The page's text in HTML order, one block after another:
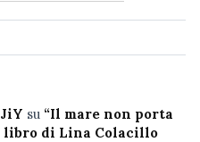
su “Il mare non porta
libro di Lina Colacillo